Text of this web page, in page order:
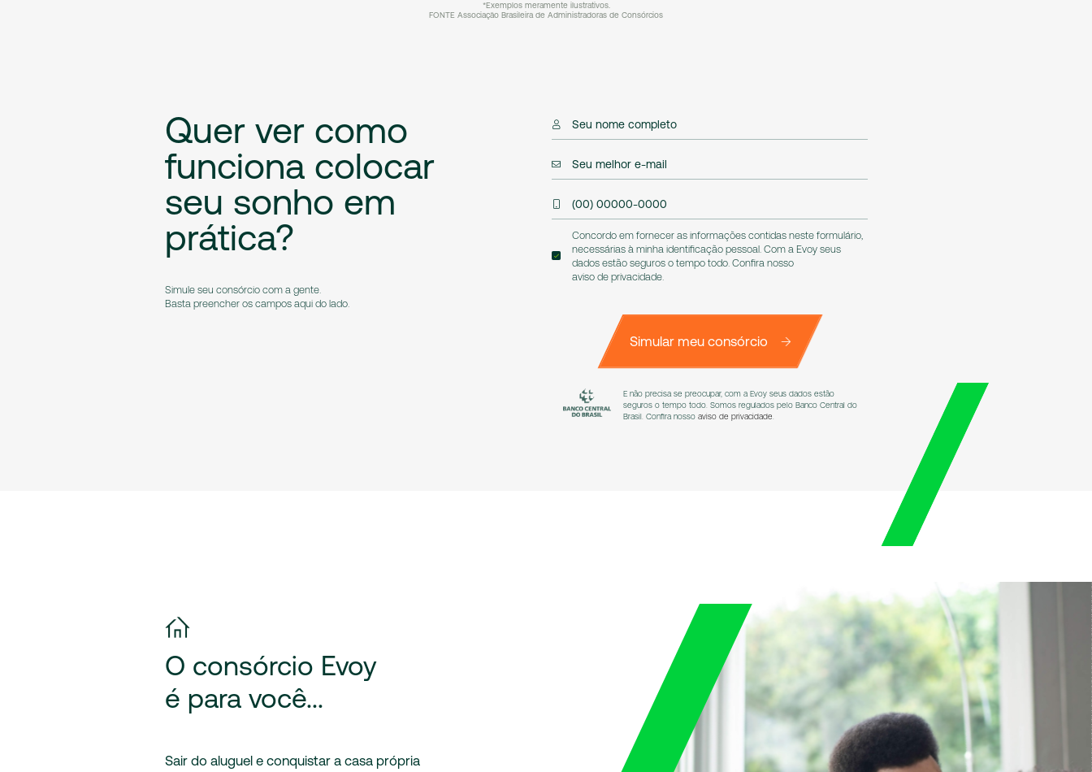
*Exemplos meramente ilustrativos.
FONTE Associação Brasileira de Administradoras de Consórcios
Quer ver como
funciona colocar
seu sonho em
prática?
Simule seu consórcio com a gente.
Basta preencher os campos aqui do lado.
Seu nome completo
Seu melhor e-mail
(00) 00000-0000
Concordo em fornecer as informações contidas neste formulário,
necessárias à minha identificação pessoal. Com a Evoy seus
dados estão seguros o tempo todo. Confira nosso
aviso de privacidade
Simular meu consórcio
E não precisa se preocupar, com a Evoy seus dados estão
seguros o tempo todo. Somos regulados pelo Banco Central do
Brasil. Confira nossoaviso de privacidade
O consórcio Evoy
é para você...
Sair do aluguel e conquistar a casa própria